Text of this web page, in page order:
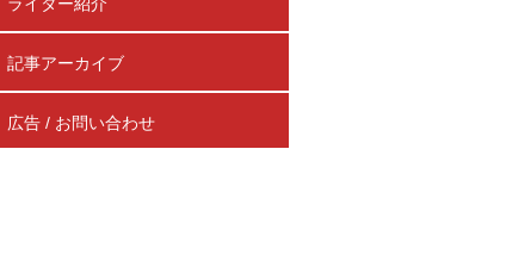
記事アーカイブ
広告 / お問い合わせ